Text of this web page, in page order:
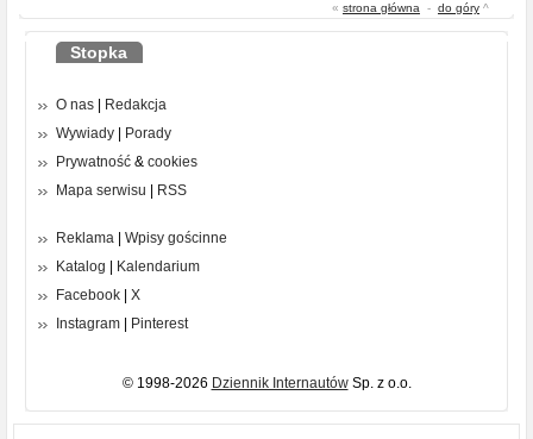
« strona główna - do góry ^
Stopka
O nas
Redakcja
Wywiady
Porady
Prywatność & cookies
Mapa serwisu
RSS
Reklama
Wpisy gościnne
Katalog
Kalendarium
Facebook
X
Instagram
Pinterest
© 1998-2026 Dziennik InternautówSp. z o.o.